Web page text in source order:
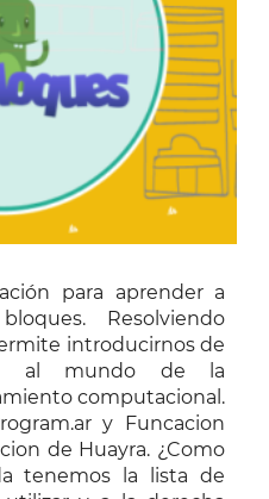
para aprender a
Resolviendo
introducirnos de
al mundo de la
computacional.
y Funcacion
de Huayra. ¿Como
tenemos la lista de